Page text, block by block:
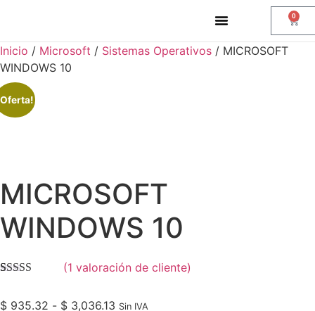
0
Inicio / Microsoft / Sistemas Operativos / MICROSOFT
WINDOWS 10
MICROSOFT
WINDOWS 10
base a
(1 valoración de cliente)
$ 935.32 - $ 3,036.13 Sin IVA